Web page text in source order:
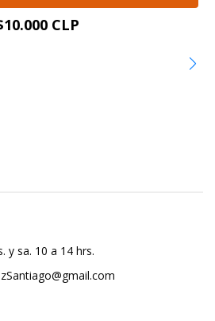
CLP
y sa. 10 a 14 hrs.